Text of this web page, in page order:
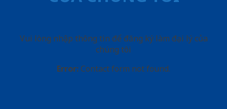
Vui lòng nhập thông tin để đăng ký làm đại lý của
chúng tôi
Error: Contact form not found.